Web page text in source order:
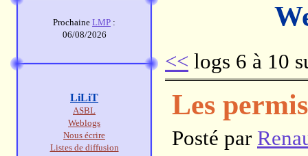
<< logs 6 à 10
Les
Posté par
Prochaine LMP :
06/08/2026
LiLiT
ASBL
Weblogs
Nous écrire
Listes de diffusion